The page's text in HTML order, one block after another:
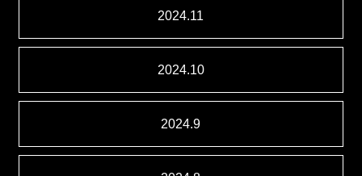
2024.11
2024.10
2024.9